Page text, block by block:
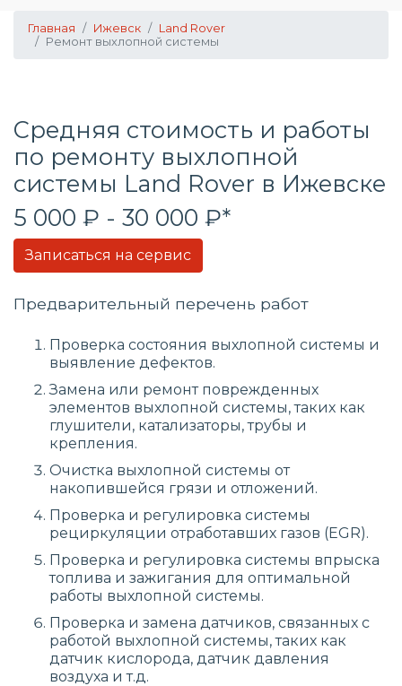
Главная Ижевск
Land Rover
Ремонт выхлопной системы
Средняя стоимость и работы
по ремонту выхлопной
системы Land Rover в Ижевске
5 000 ₽ - 30 000 ₽*
Записаться на сервис
Предварительный перечень работ
Проверка состояния выхлопной системы и
выявление дефектов.
Замена или ремонт поврежденных
элементов выхлопной системы, таких как
глушители, катализаторы, трубы и
крепления.
Очистка выхлопной системы от
накопившейся грязи и отложений.
Проверка и регулировка системы
рециркуляции отработавших газов (EGR).
Проверка и регулировка системы впрыска
топлива и зажигания для оптимальной
работы выхлопной системы.
Проверка и замена датчиков, связанных с
работой выхлопной системы, таких как
датчик кислорода, датчик давления
воздуха и т.д.